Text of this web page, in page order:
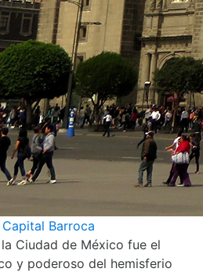
Barroca
Ciudad de México fue el
y poderoso del hemisferio